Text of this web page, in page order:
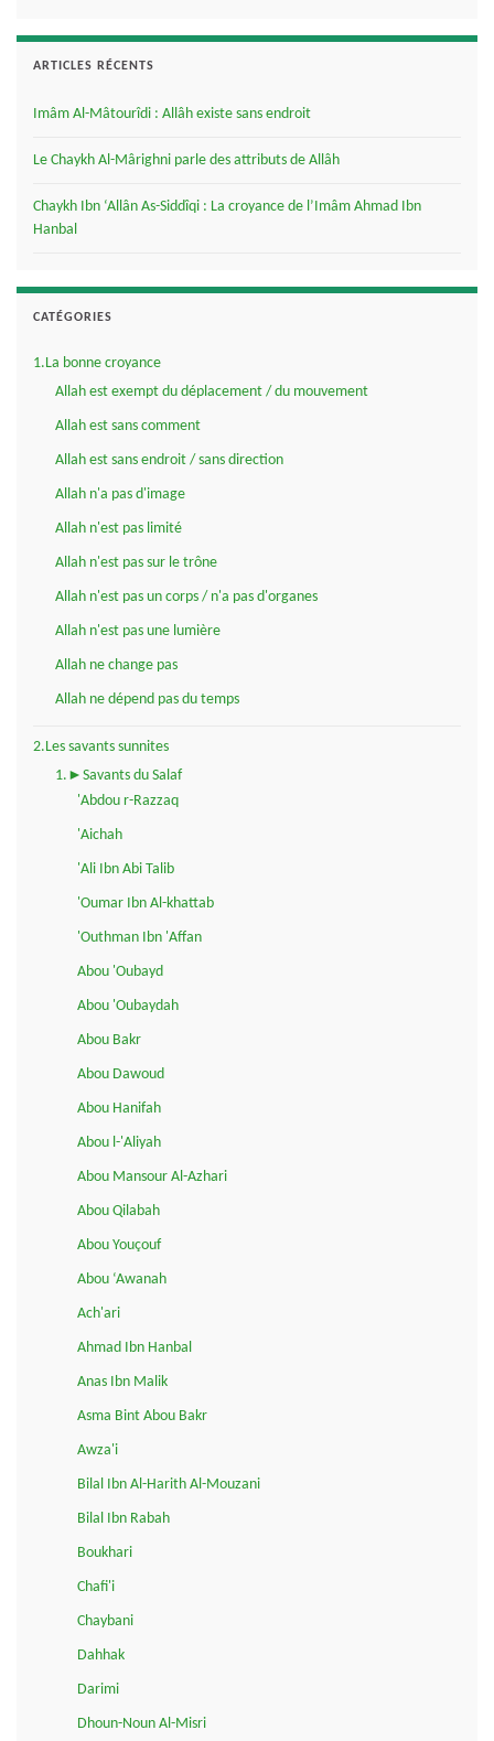
ARTICLES RÉCENTS
Imâm Al-Mâtourîdi : Allâh existe sans endroit
Le Chaykh Al-Mârighni parle des attributs de Allâh
Chaykh Ibn ‘Allân As-Siddîqi : La croyance de l’Imâm Ahmad Ibn
Hanbal
CATÉGORIES
1.La bonne croyance
Allah est exempt du déplacement / du mouvement
Allah est sans comment
Allah est sans endroit / sans direction
Allah n'a pas d'image
Allah n'est pas limité
Allah n'est pas sur le trône
Allah n'est pas un corps / n'a pas d'organes
Allah n'est pas une lumière
Allah ne change pas
Allah ne dépend pas du temps
2.Les savants sunnites
1.►Savants du Salaf
'Abdou r-Razzaq
'Aichah
'Ali Ibn Abi Talib
'Oumar Ibn Al-khattab
'Outhman Ibn 'Affan
Abou 'Oubayd
Abou 'Oubaydah
Abou Bakr
Abou Dawoud
Abou Hanifah
Abou l-'Aliyah
Abou Mansour Al-Azhari
Abou Qilabah
Abou Youçouf
Abou ‘Awanah
Ach'ari
Ahmad Ibn Hanbal
Anas Ibn Malik
Asma Bint Abou Bakr
Awza'i
Bilal Ibn Al-Harith Al-Mouzani
Bilal Ibn Rabah
Boukhari
Chafi'i
Chaybani
Dahhak
Darimi
Dhoun-Noun Al-Misri